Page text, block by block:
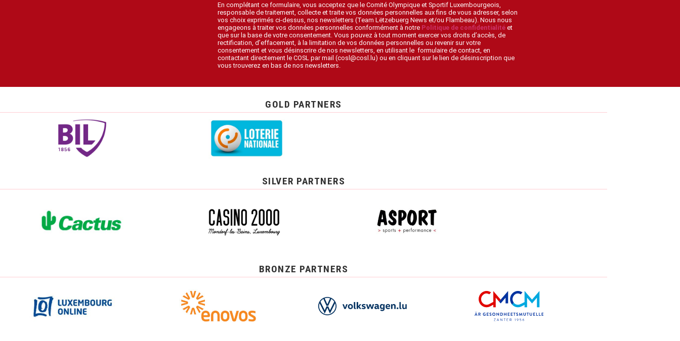
En complétant ce formulaire, vous acceptez que le Comité Olympique et Sportif Luxembourgeois,
responsable de traitement, collecte et traite vos données personnelles aux fins de vous adresser, selon
vos choix exprimés ci-dessus, nos newsletters (Team Lëtzebuerg News et/ou Flambeau). Nous nous
engageons à traiter vos données personnelles conformément à notre Politique de confidentialité et
que sur la base de votre consentement. Vous pouvez à tout moment exercer vos droits d’accès, de
rectification, d’effacement, à la limitation de vos données personnelles ou revenir sur votre
consentement et vous désinscrire de nos newsletters, en utilisant le formulaire de contact, en
contactant directement le COSL par mail (cosl@cosl.lu) ou en cliquant sur le lien de désinscription que
vous trouverez en bas de nos newsletters.
GOLD PARTNERS
SILVER PARTNERS
BRONZE PARTNERS